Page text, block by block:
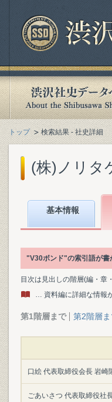
トップ 検索結果 - 社史詳細
(株)ノリタ
基本情報
"V30ボンド"の索引語が書
目次は見出しの階層(編・
… 資料編に詳細な情報
第1階層まで 第2階層
口絵 代表取締役会長 岩崎
ごあいさつ 代表取締役社